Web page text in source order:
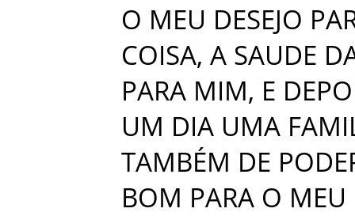
O MEU DESEJO
COISA, A SAUDE
PARA MIM, E
UM DIA UMA
TAMBÉM DE
BOM PARA O MEU